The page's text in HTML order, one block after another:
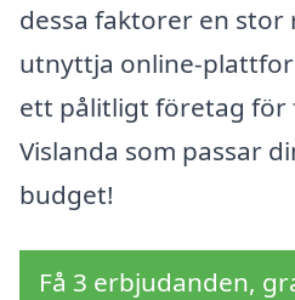
dessa faktorer en stor
utnyttja online-
ett pålitligt företag för
Vislanda som passar
budget!
Få 3 erbjudanden,